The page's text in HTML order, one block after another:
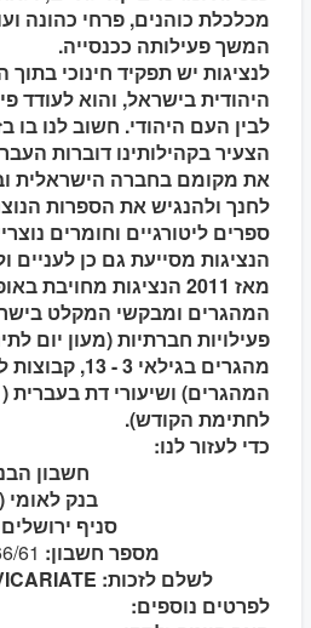
מכלכלת כוהנים, פרחי כהונה
המשך פעילותה ככנסייה.
לנציגות יש תפקיד חינוכי
היהודית בישראל, והוא לעודד
לבין העם היהודי. חשוב לנו בו
הצעיר בקהילותינו דוברות
את מקומם בחברה הישראלית
לחנך ולהנגיש את הספרות
ספרים ליטורגיים וחומרים
הנציגות מסייעת גם כן לעניים
מאז 2011 הנציגות
המהגרים ומבקשי המקלט
פעילויות חברתיות (מעון יום
מהגרים בגילאי
המהגרים) ושיעורי דת
לחתימת הקודש).
כדי לעזור לנו:
חשבון
בנק לאומי
סניף ירושלים
מספר חשבון: 61
לשלם לזכות: SAINT JAMES VICARIATE
לפרטים נוספים: